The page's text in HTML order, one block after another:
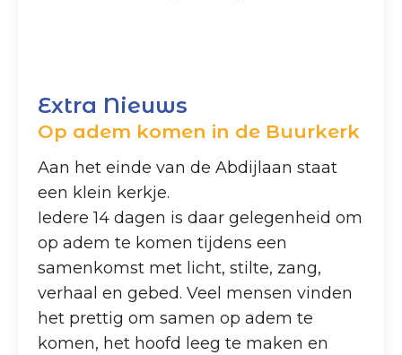
Extra Nieuws
Op adem komen in de Buurkerk
Aan het einde van de Abdijlaan staat
een klein kerkje.
Iedere 14 dagen is daar gelegenheid om
op adem te komen tijdens een
samenkomst met licht, stilte, zang,
verhaal en gebed. Veel mensen vinden
het prettig om samen op adem te
komen, het hoofd leeg te maken en